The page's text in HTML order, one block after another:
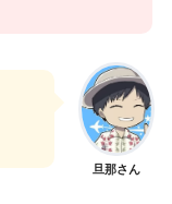
旦那さん